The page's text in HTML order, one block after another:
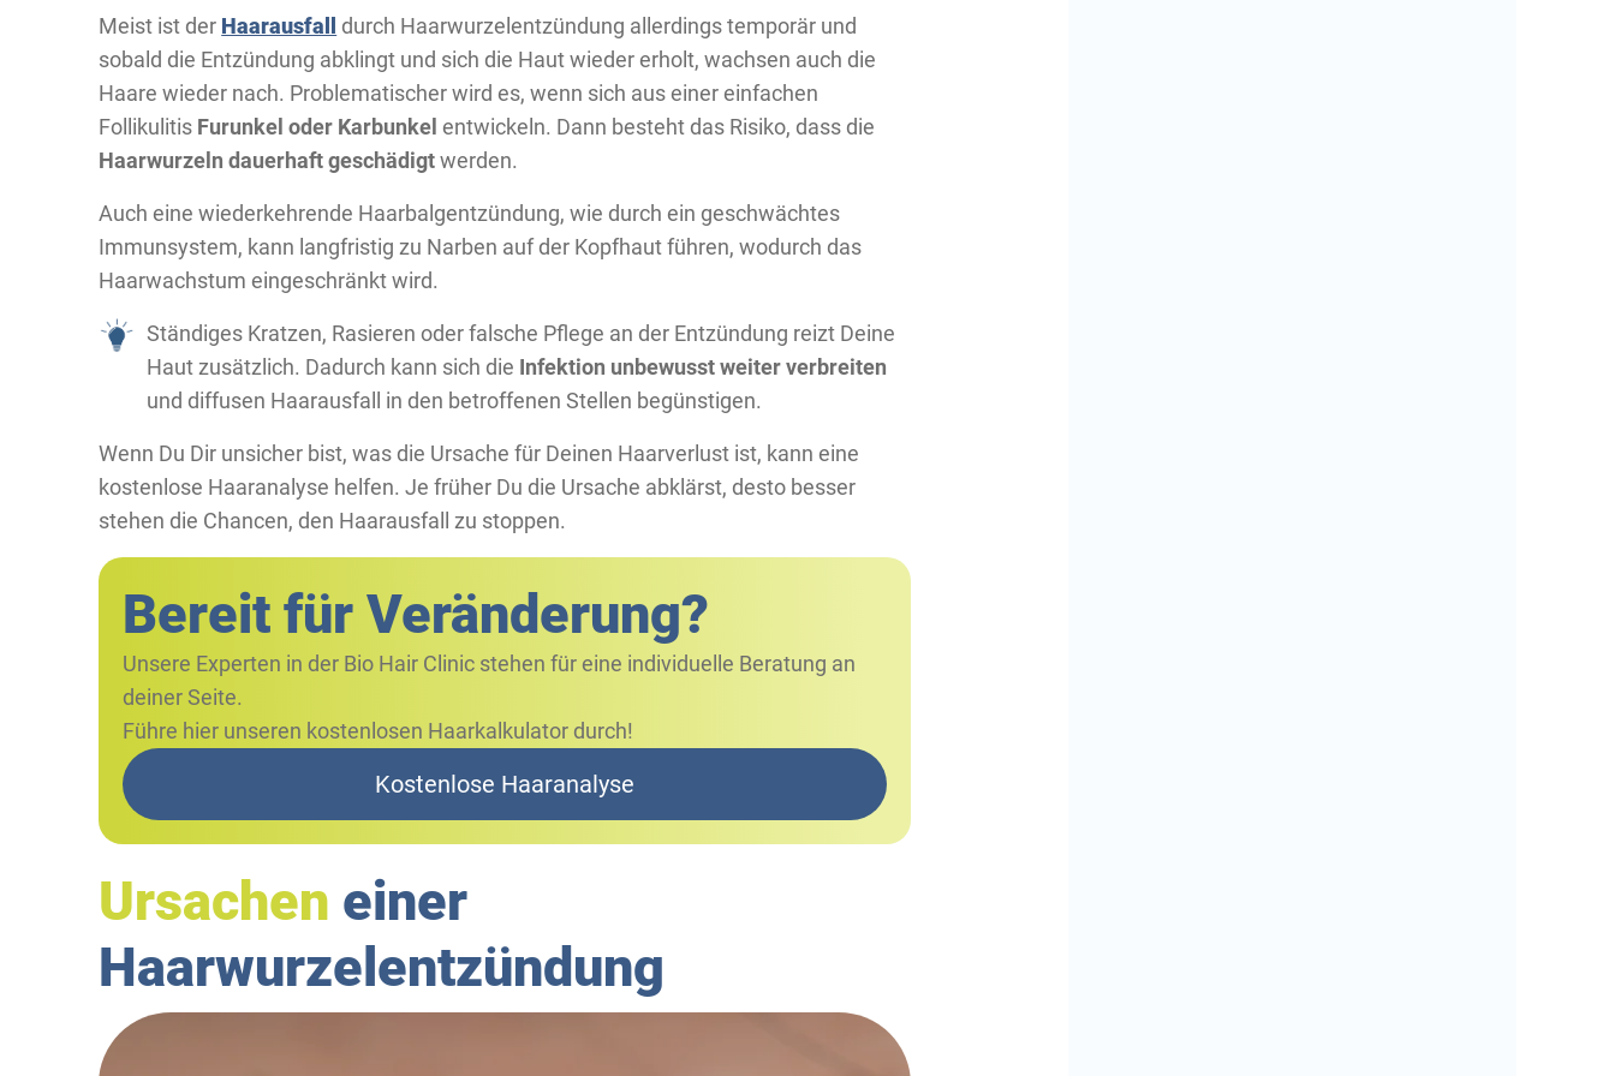
Meist ist der Haarausfall
durch Haarwurzelentzündung allerdings temporär und
sobald die Entzündung abklingt und sich die Haut wieder erholt, wachsen auch die
Haare wieder nach. Problematischer wird es, wenn sich aus einer einfachen
Follikulitis Furunkel oder Karbunkelentwickeln. Dann besteht das Risiko, dass die
Haarwurzeln dauerhaft geschädigtwerden.
Auch eine wiederkehrende Haarbalgentzündung, wie durch ein geschwächtes
Immunsystem, kann langfristig zu Narben auf der Kopfhaut führen, wodurch das
Haarwachstum eingeschränkt wird.
Ständiges Kratzen, Rasieren oder falsche Pflege an der Entzündung reizt Deine
Haut zusätzlich. Dadurch kann sich die Infektion unbewusst weiter verbreiten
und diffusen Haarausfall in den betroffenen Stellen begünstigen.
Wenn Du Dir unsicher bist, was die Ursache für Deinen Haarverlust ist, kann eine
kostenlose Haaranalyse helfen. Je früher Du die Ursache abklärst, desto besser
stehen die Chancen, den Haarausfall zu stoppen.
Bereit für Veränderung?
Unsere Experten in der Bio Hair Clinic stehen für eine individuelle Beratung an
deiner Seite.
Führe hier unseren kostenlosen Haarkalkulator durch!
Kostenlose Haaranalyse
Ursachen einer
Haarwurzelentzündung